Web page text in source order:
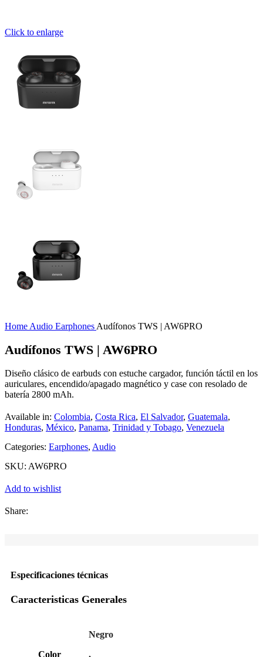
Click to enlarge
Home Audio Earphones Audífonos TWS | AW6PRO
Audífonos TWS | AW6PRO
Diseño clásico de earbuds con estuche cargador, función táctil en los
auriculares, encendido/apagado magnético y case con resolado de
batería 2800 mAh.
Available in: Colombia, Costa Rica, El Salvador, Guatemala,
Honduras, México, Panama, Trinidad y Tobago, Venezuela
Categories: Earphones, Audio
SKU: AW6PRO
Add to wishlist
Share:
Especificaciones técnicas
Caracteristicas Generales
Color
Negro
,